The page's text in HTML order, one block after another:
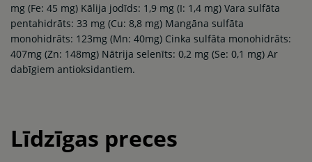
mg (Fe: 45 mg) Kālija jodīds: 1,9 mg (I: 1,4 mg) Vara sulfāta
pentahidrāts: 33 mg (Cu: 8,8 mg) Mangāna sulfāta
monohidrāts: 123mg (Mn: 40mg) Cinka sulfāta monohidrāts:
407mg (Zn: 148mg) Nātrija selenīts: 0,2 mg (Se: 0,1 mg) Ar
dabīgiem antioksidantiem.
Līdzīgas preces